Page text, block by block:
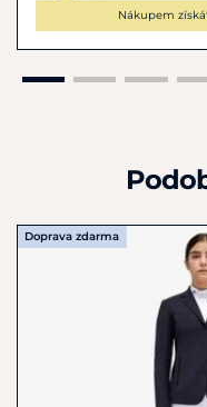
Nákupem
Doprava zdarma